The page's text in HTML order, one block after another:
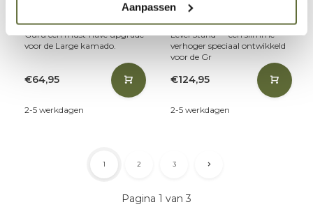
Aanpassen
gietijzeren rooster van Grill
Guru een must‑have upgrade
voor de Large kamado.
€64,95
2-5 werkdagen
een stuk comfortabeler met
de Grill Guru Compact High
Level Stand — een slimme
verhoger speciaal ontwikkeld
voor de Gr
€124,95
2-5 werkdagen
Pagina 1 van 3
1 2 3